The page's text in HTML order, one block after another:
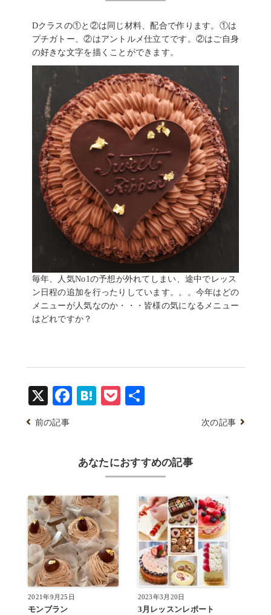
Dクラスの①と②は同じ材料、配合で作ります。①は
プチガトー、②はアントルメ仕立てです。②はご自身
の好きな文字を描くことができます。
毎年、人気No1の予想が外れてしまい、途中でレッス
ン日程の追加を行ったりしています。。。今年はどの
メニューが人気なのか・・・皆様の気になるメニュー
はどれですか？
X Facebook
HatenaPocket
前の記事 次の記事
あなたにおすすめの記事
2021年9月25日
モンブラン
2023年3月20日
3月レッスンレポート